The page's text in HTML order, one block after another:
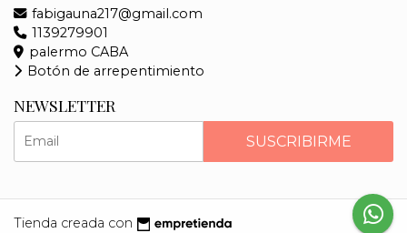
fabigauna217@gmail.com
1139279901
palermo CABA
Botón de arrepentimiento
NEWSLETTER
SUSCRIBIRME
Tienda creada con